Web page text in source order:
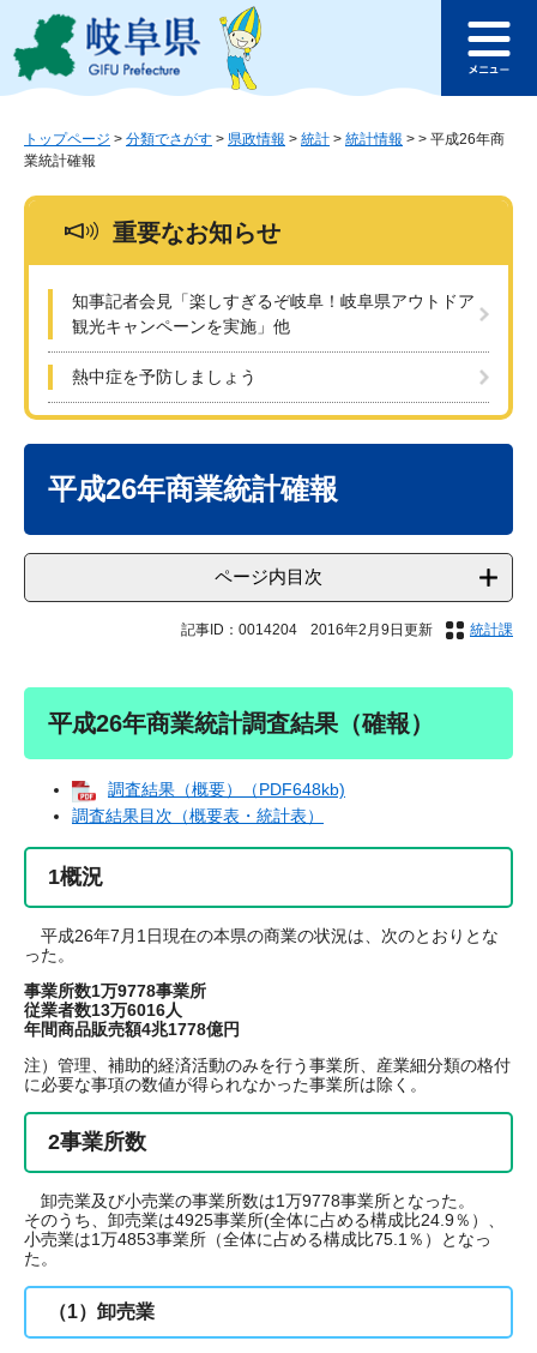
ジ
ュ
このページの本文へ
ュ
トップページ > 分類でさがす > 県政情報 > 統計 > 統計情報 > > 平成26年商
業統計確報
重要なお知らせ
知事記者会見「楽しすぎるぞ岐阜！岐阜県アウトドア
観光キャンペーンを実施」他
熱中症を予防しましょう
平成26年商業統計確報
ページ内目次
記事ID：0014204 2016年2月9日更新 統計課
平成26年商業統計調査結果（確報）
調査結果（概要）（PDF648kb)
調査結果目次（概要表・統計表）
1概況
平成26年7月1日現在の本県の商業の状況は、次のとおりとな
った。
事業所数1万9778事業所
従業者数13万6016人
年間商品販売額4兆1778億円
注）管理、補助的経済活動のみを行う事業所、産業細分類の格付
に必要な事項の数値が得られなかった事業所は除く。
2事業所数
卸売業及び小売業の事業所数は1万9778事業所となった。
そのうち、卸売業は4925事業所(全体に占める構成比24.9％）、
小売業は1万4853事業所（全体に占める構成比75.1％）となっ
た。
（1）卸売業